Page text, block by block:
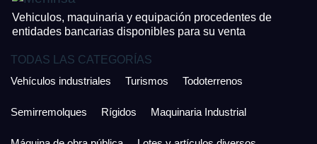
Vehiculos, maquinaria y equipación procedentes de
entidades bancarias disponibles para su venta
TODAS LAS CATEGORÍAS
Vehículos industriales
Turismos Todoterrenos
Semirremolques Rígidos Maquinaria Industrial